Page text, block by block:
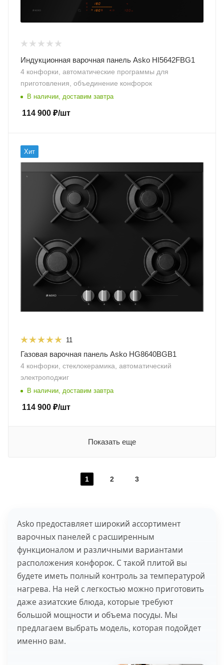
Индукционная варочная панель Asko HI5642FBG1
4 конфорки, автоматические программы для
приготовления, объединение конфорок
В наличии, доставим завтра
114 900 ₽/шт
Хит
11
Газовая варочная панель Asko HG8640BGB1
4 конфорки, стеклокерамика, автоматический
электроподжиг
В наличии, доставим завтра
114 900 ₽/шт
Показать еще
1 2 3
Asko предоставляет широкий ассортимент
варочных панелей с расширенным
функционалом и различными вариантами
расположения конфорок. С такой плитой вы
будете иметь полный контроль за температурой
нагрева. На ней с легкостью можно приготовить
даже азиатские блюда, которые требуют
большой мощности и объема посуды. Мы
предлагаем выбрать модель, которая подойдет
именно вам.